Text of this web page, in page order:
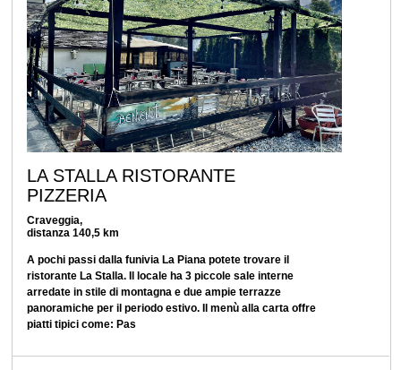
LA STALLA RISTORANTE
PIZZERIA
Craveggia,
distanza 140,5 km
A pochi passi dalla funivia La Piana potete trovare il
ristorante La Stalla. Il locale ha 3 piccole sale interne
arredate in stile di montagna e due ampie terrazze
panoramiche per il periodo estivo. Il menù alla carta offre
piatti tipici come: Pas